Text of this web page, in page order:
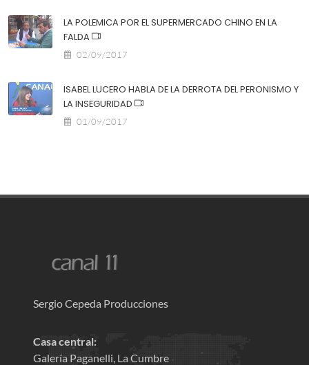
LA POLEMICA POR EL SUPERMERCADO CHINO EN LA
FALDA
02/09/2017
ISABEL LUCERO HABLA DE LA DERROTA DEL PERONISMO Y
LA INSEGURIDAD
01/09/2017
Sergio Cepeda Producciones
Casa central:
Galería Paganelli, La Cumbre